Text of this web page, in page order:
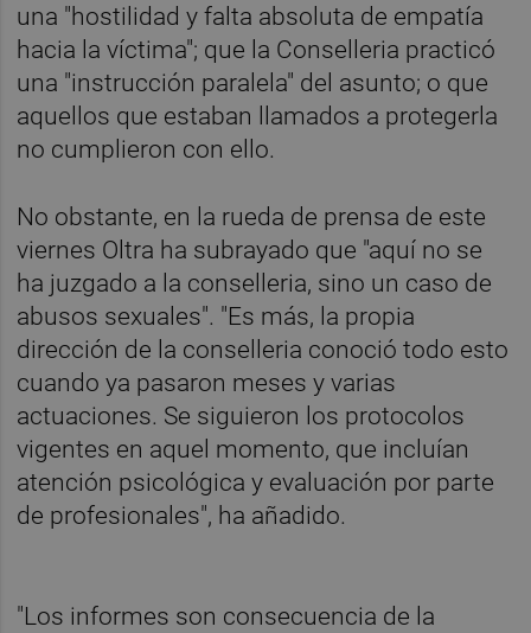
una "hostilidad y falta absoluta de empatía
hacia la víctima"; que la Conselleria practicó
una "instrucción paralela" del asunto; o que
aquellos que estaban llamados a protegerla
no cumplieron con ello.
No obstante, en la rueda de prensa de este
viernes Oltra ha subrayado que "aquí no se
ha juzgado a la conselleria, sino un caso de
abusos sexuales". "Es más, la propia
dirección de la conselleria conoció todo esto
cuando ya pasaron meses y varias
actuaciones. Se siguieron los protocolos
vigentes en aquel momento, que incluían
atención psicológica y evaluación por parte
de profesionales", ha añadido.
"Los informes son consecuencia de la